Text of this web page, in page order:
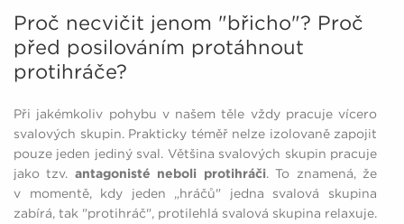
Proč necvičit jenom "břicho"? Proč
před posilováním protáhnout
protihráče?
Při jakémkoliv pohybu v našem těle vždy pracuje vícero
svalových skupin. Prakticky téměř nelze izolovaně zapojit
pouze jeden jediný sval. Většina svalových skupin pracuje
jako tzv. antagonisté neboli protihráči. To znamená, že
v momentě, kdy jeden „hráčů" jedna svalová skupina
zabírá, tak "protihráč", protilehlá svalová skupina relaxuje.